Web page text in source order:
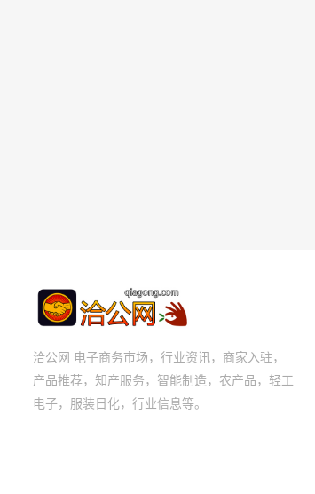
洽公网 电子商务市场，行业资讯，商家入驻，
产品推荐，知产服务，智能制造，农产品，轻工
电子，服装日化，行业信息等。